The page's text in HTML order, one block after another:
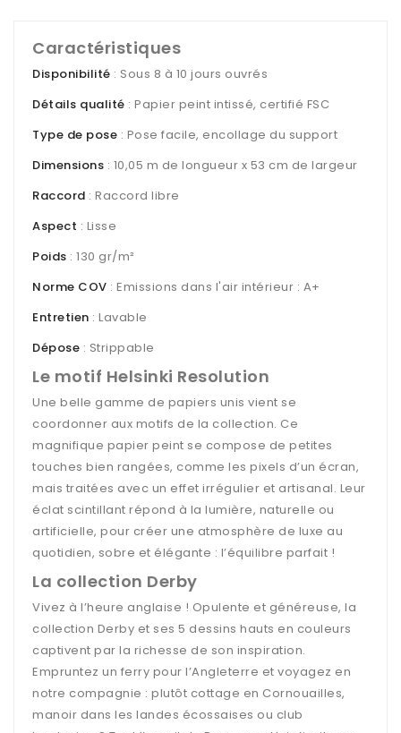
Caractéristiques
Disponibilité : Sous 8 à 10 jours ouvrés
Détails qualité : Papier peint intissé, certifié FSC
Type de pose : Pose facile, encollage du support
Dimensions : 10,05 m de longueur x 53 cm de largeur
Raccord : Raccord libre
Aspect : Lisse
Poids : 130 gr/m²
Norme COV : Emissions dans l'air intérieur : A+
Entretien : Lavable
Dépose : Strippable
Le motif Helsinki Resolution
Une belle gamme de papiers unis vient se
coordonner aux motifs de la collection. Ce
magnifique papier peint se compose de petites
touches bien rangées, comme les pixels d’un écran,
mais traitées avec un effet irrégulier et artisanal. Leur
éclat scintillant répond à la lumière, naturelle ou
artificielle, pour créer une atmosphère de luxe au
quotidien, sobre et élégante : l’équilibre parfait !
La collection Derby
Vivez à l’heure anglaise ! Opulente et généreuse, la
collection Derby et ses 5 dessins hauts en couleurs
captivent par la richesse de son inspiration.
Empruntez un ferry pour l’Angleterre et voyagez en
notre compagnie : plutôt cottage en Cornouailles,
manoir dans les landes écossaises ou club